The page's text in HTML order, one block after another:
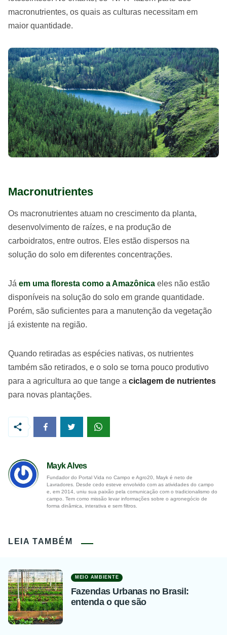
macronutrientes, os quais as culturas necessitam em
maior quantidade.
Macronutrientes
Os macronutrientes atuam no crescimento da planta,
desenvolvimento de raízes, e na produção de
carboidratos, entre outros. Eles estão dispersos na
solução do solo em diferentes concentrações.
Já em uma floresta como a Amazônica eles não estão
disponíveis na solução do solo em grande quantidade.
Porém, são suficientes para a manutenção da vegetação
já existente na região.
Quando retiradas as espécies nativas, os nutrientes
também são retirados, e o solo se torna pouco produtivo
para a agricultura ao que tange a ciclagem de nutrientes
para novas plantações.
Mayk Alves
Fundador do Portal Vida no Campo e Agro20, Mayk é neto de
Lavradores. Desde cedo esteve envolvido com as atividades do campo
e, em 2014, uniu sua paixão pela comunicação com o tradicionalismo do
campo. Tem como missão levar informações sobre o agronegócio de
forma dinâmica, interativa e sem filtros.
LEIA TAMBÉM
MEIO AMBIENTE
Fazendas Urbanas no Brasil:
entenda o que são